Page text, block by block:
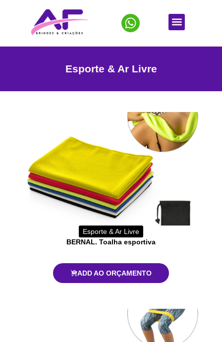
Esporte & Ar Livre
Esporte & Ar Livre
BERNAL. Toalha esportiva
ADD AO ORÇAMENTO